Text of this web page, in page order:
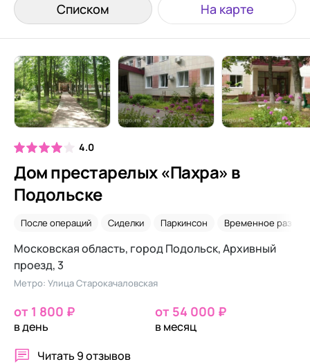
Списком На карте
4.0
Дом престарелых «Пахра» в
Подольске
После операций Сиделки Паркинсон Временное
Московская область, город Подольск, Архивный
проезд, 3
Метро: Улица Старокачаловская
от 1 800 ₽
в день
от 54 000 ₽
в месяц
Читать 9 отзывов